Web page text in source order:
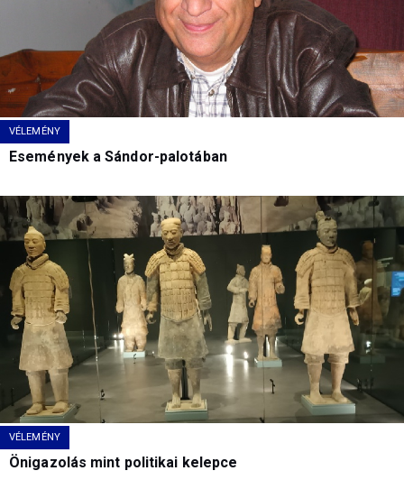
VÉLEMÉNY
Események a Sándor-palotában
VÉLEMÉNY
Önigazolás mint politikai kelepce